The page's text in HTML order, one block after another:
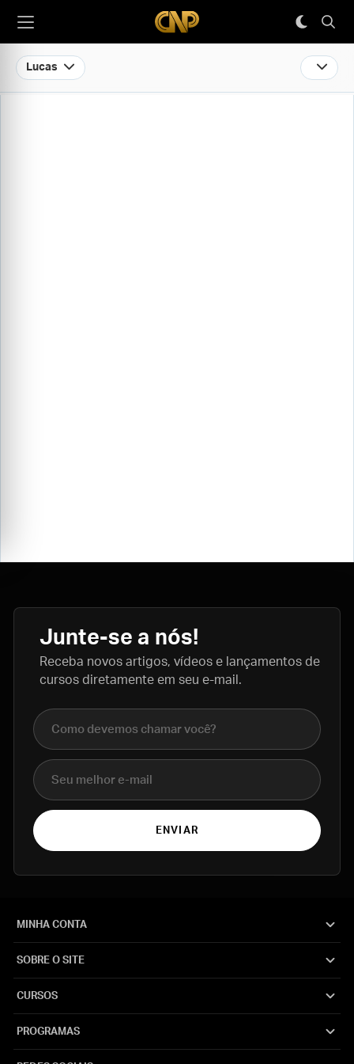
Lucas
Junte-se a nós!
Receba novos artigos, vídeos e lançamentos de
cursos diretamente em seu e-mail.
Nome completo
E-mail
ENVIAR
MINHA CONTA
SOBRE O SITE
CURSOS
PROGRAMAS